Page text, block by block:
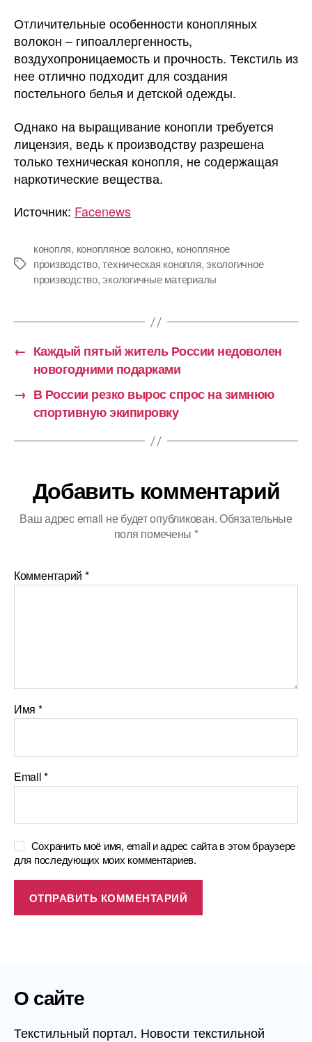
Отличительные особенности конопляных
волокон – гипоаллергенность,
воздухопроницаемость и прочность. Текстиль из
нее отлично подходит для создания
постельного белья и детской одежды.
Однако на выращивание конопли требуется
лицензия, ведь к производству разрешена
только техническая конопля, не содержащая
наркотические вещества.
Источник: Facenews
Метки
конопля, конопляное волокно, конопляное
производство,техническая конопля,экологичное
производство,экологичные материалы
← Каждый пятый житель России недоволен
новогодними подарками
→ В России резко вырос спрос на зимнюю
спортивную экипировку
Добавить комментарий
Ваш адрес email не будет опубликован.Обязательные
поля помечены *
Комментарий *
Имя *
Email*
Сохранить моё имя, email и адрес сайта в этом браузере
для последующих моих комментариев.
О сайте
Текстильный портал. Новости текстильной